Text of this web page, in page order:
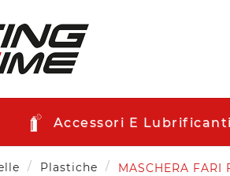
Accessori E Lubrificanti
Plastiche MASCHERA FARI